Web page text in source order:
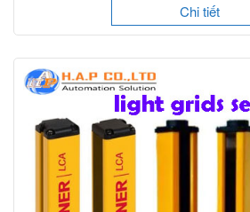
Chi tiết